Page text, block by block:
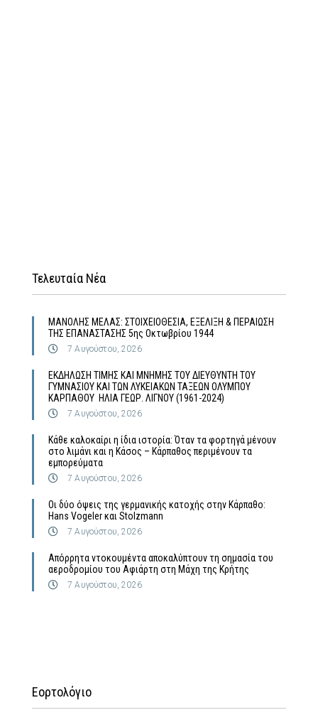
Τελευταία Νέα
MΑΝΟΛΗΣ ΜΕΛΑΣ: ΣΤΟΙΧΕΙΟΘΕΣΙΑ, ΕΞΕΛΙΞΗ & ΠΕΡΑΙΩΣΗ
ΤΗΣ ΕΠΑΝΑΣΤΑΣΗΣ 5ης Οκτωβρίου 1944
7 Αυγούστου, 2026
ΕΚΔΗΛΩΣΗ ΤΙΜΗΣ ΚΑΙ ΜΝΗΜΗΣ ΤΟΥ ΔΙΕΥΘΥΝΤΗ ΤΟΥ
ΓΥΜΝΑΣΙΟΥ ΚΑΙ ΤΩΝ ΛΥΚΕΙΑΚΩΝ ΤΑΞΕΩΝ ΟΛΥΜΠΟΥ
ΚΑΡΠΑΘΟΥ ΗΛΙΑ ΓΕΩΡ. ΛΙΓΝΟΥ (1961-2024)
7 Αυγούστου, 2026
Κάθε καλοκαίρι η ίδια ιστορία: Όταν τα φορτηγά μένουν
στο λιμάνι και η Κάσος – Κάρπαθος περιμένουν τα
εμπορεύματα
7 Αυγούστου, 2026
Οι δύο όψεις της γερμανικής κατοχής στην Κάρπαθο:
Hans Vogeler και Stolzmann
7 Αυγούστου, 2026
Απόρρητα ντοκουμέντα αποκαλύπτουν τη σημασία του
αεροδρομίου του Αφιάρτη στη Μάχη της Κρήτης
7 Αυγούστου, 2026
Εορτολόγιο